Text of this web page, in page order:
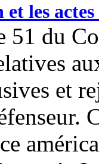
les actes
51 du
et